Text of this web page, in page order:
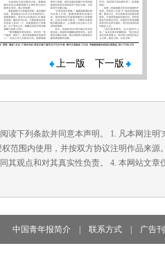
上一版 下一版
读下列条款并同意本声明。 1. 凡本网注
范围内使用，并按双方协议注明作品来
其观点和对其真实性负责。 4. 本网站文
中国青年报简介 联系方式 广告